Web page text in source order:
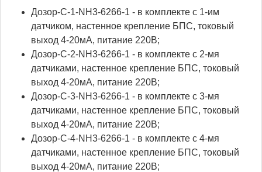
Дозор-С-1-NH3-6266-1 - в комплекте с 1-им
датчиком, настенное крепление БПС, токовый
выход 4-20мА, питание 220В;
Дозор-С-2-NH3-6266-1 - в комплекте с 2-мя
датчиками, настенное крепление БПС, токовый
выход 4-20мА, питание 220В;
Дозор-С-3-NH3-6266-1 - в комплекте с 3-мя
датчиками, настенное крепление БПС, токовый
выход 4-20мА, питание 220В;
Дозор-С-4-NH3-6266-1 - в комплекте с 4-мя
датчиками, настенное крепление БПС, токовый
выход 4-20мА, питание 220В;